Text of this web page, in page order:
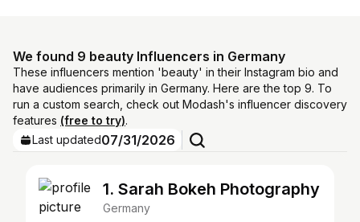
We found 9 beauty Influencers in Germany
These influencers mention 'beauty' in their Instagram bio and
have audiences primarily in Germany. Here are the top 9. To
run a custom search, check out Modash's influencer discovery
features (free to try).
Last updated07/31/2026
1. Sarah Bokeh Photography
Germany